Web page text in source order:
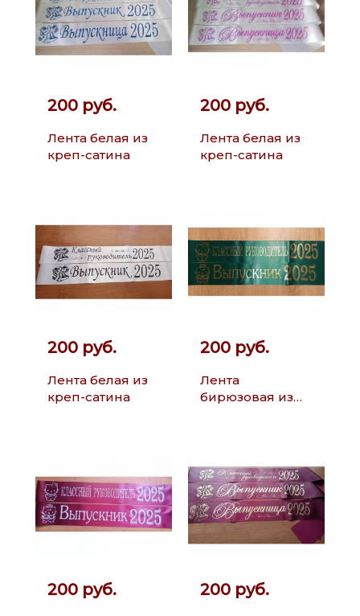
200 руб.
Лента белая из
креп-сатина
200 руб.
Лента белая из
креп-сатина
200 руб.
Лента белая из
креп-сатина
200 руб.
Лента
бирюзовая из
200 руб. 200 руб.